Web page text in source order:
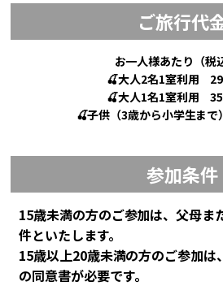
ご旅行代
お一人様あたり（税
🍒大人2名1室利用
🍒大人1名1室利用
🍒子供（3歳から小学生ま
参加条件
15歳未満の方のご参加は、父母ま
件といたします。
15歳以上20歳未満の方のご参加は
の同意書が必要です。